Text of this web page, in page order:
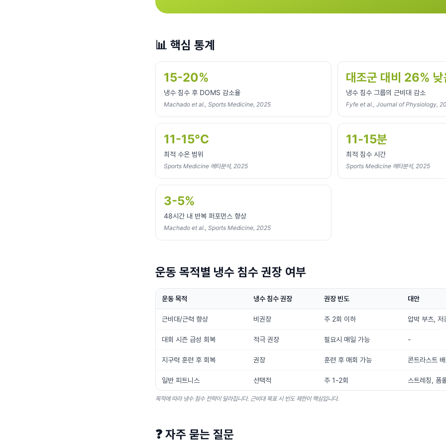
📊 핵심 통계
15-20%
냉수 침수 후 DOMS 감소율
Machado et al., Sports Medicine, 2025
대조군 대비 26% 낮
냉수 침수 그룹의 근비대 감소
Fyfe et al., Journal of Physiology,
11-15°C
최적 수온 범위
Sports Medicine 메타분석, 2025
11-15분
최적 침수 시간
Sports Medicine 메타분석, 2025
3-5%
48시간 내 반복 퍼포먼스 향상
Machado et al., Sports Medicine, 2025
운동 목적별 냉수 침수 권장 여부
운동 목적 냉수 침수 권장 권장 빈도 대안
근비대/근력 향상 비권장 주 2회 이하 압박 부츠, 저
대회 시즌 급성 회복 적극 권장 필요시 매일 가능 -
지구력 훈련 후 회복 권장 훈련 후 매회 가능 콘트라스트
일반 피트니스 선택적 주 1-2회 스트레칭, 폼
목적에 따라 냉수 침수 전략이 달라집니다. 근비대 목표 시 빈도 제한이 핵심입니다.
❓ 자주 묻는 질문